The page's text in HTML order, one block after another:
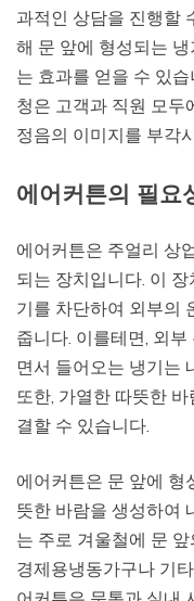
과적인 상담을 진행할
해 문 앞에 형성되는
는 효과를 얻을 수 있
청은 고객과 직원 모두
정음의 이미지를 부각
에어커튼의 필요
에어커튼은 주얼리 상
되는 장치입니다. 이
기를 차단하여 외부의
줍니다. 이를테면, 외
면서 들어오는 냉기는
또한, 가열한 따뜻한
결할 수 있습니다.
에어커튼은 문 앞에 형
뜻한 바람을 생성하여
는 주로 겨울철에 문
경제용냉동가구나 기